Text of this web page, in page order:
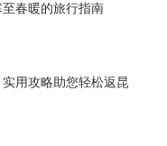
春暖的旅行指南
用攻略助您轻松返昆